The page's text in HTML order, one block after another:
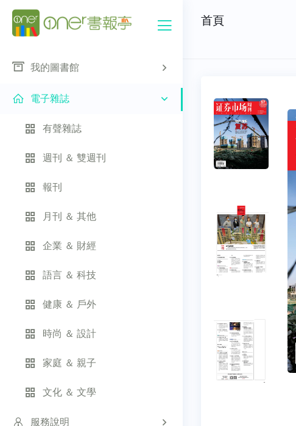
我的圖書館
電子雜誌
有聲雜誌
週刊 ＆ 雙週刊
報刊
月刊 ＆ 其他
企業 ＆ 財經
語言 ＆ 科技
健康 ＆ 戶外
時尚 ＆ 設計
家庭 ＆ 親子
文化 ＆ 文學
服務說明
首頁